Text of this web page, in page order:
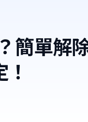
簡單解